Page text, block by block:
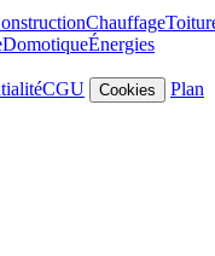
Chauffage
DomotiqueÉnergies
CGU Cookies
Plan